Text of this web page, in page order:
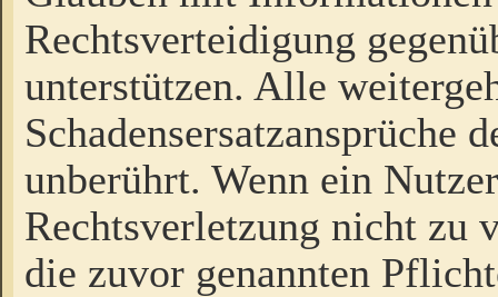
Rechtsverteidigung
unterstützen. Alle
Schadensersatzansprüche
unberührt. Wenn ein
Rechtsverletzung nicht zu
die zuvor genannten